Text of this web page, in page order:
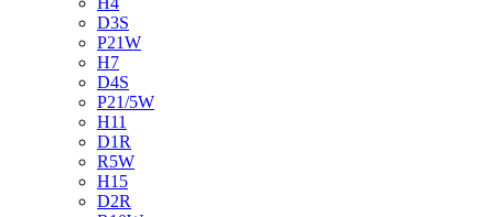
D3S
P21W
H7
D4S
P21/5W
H11
D1R
R5W
H15
D2R